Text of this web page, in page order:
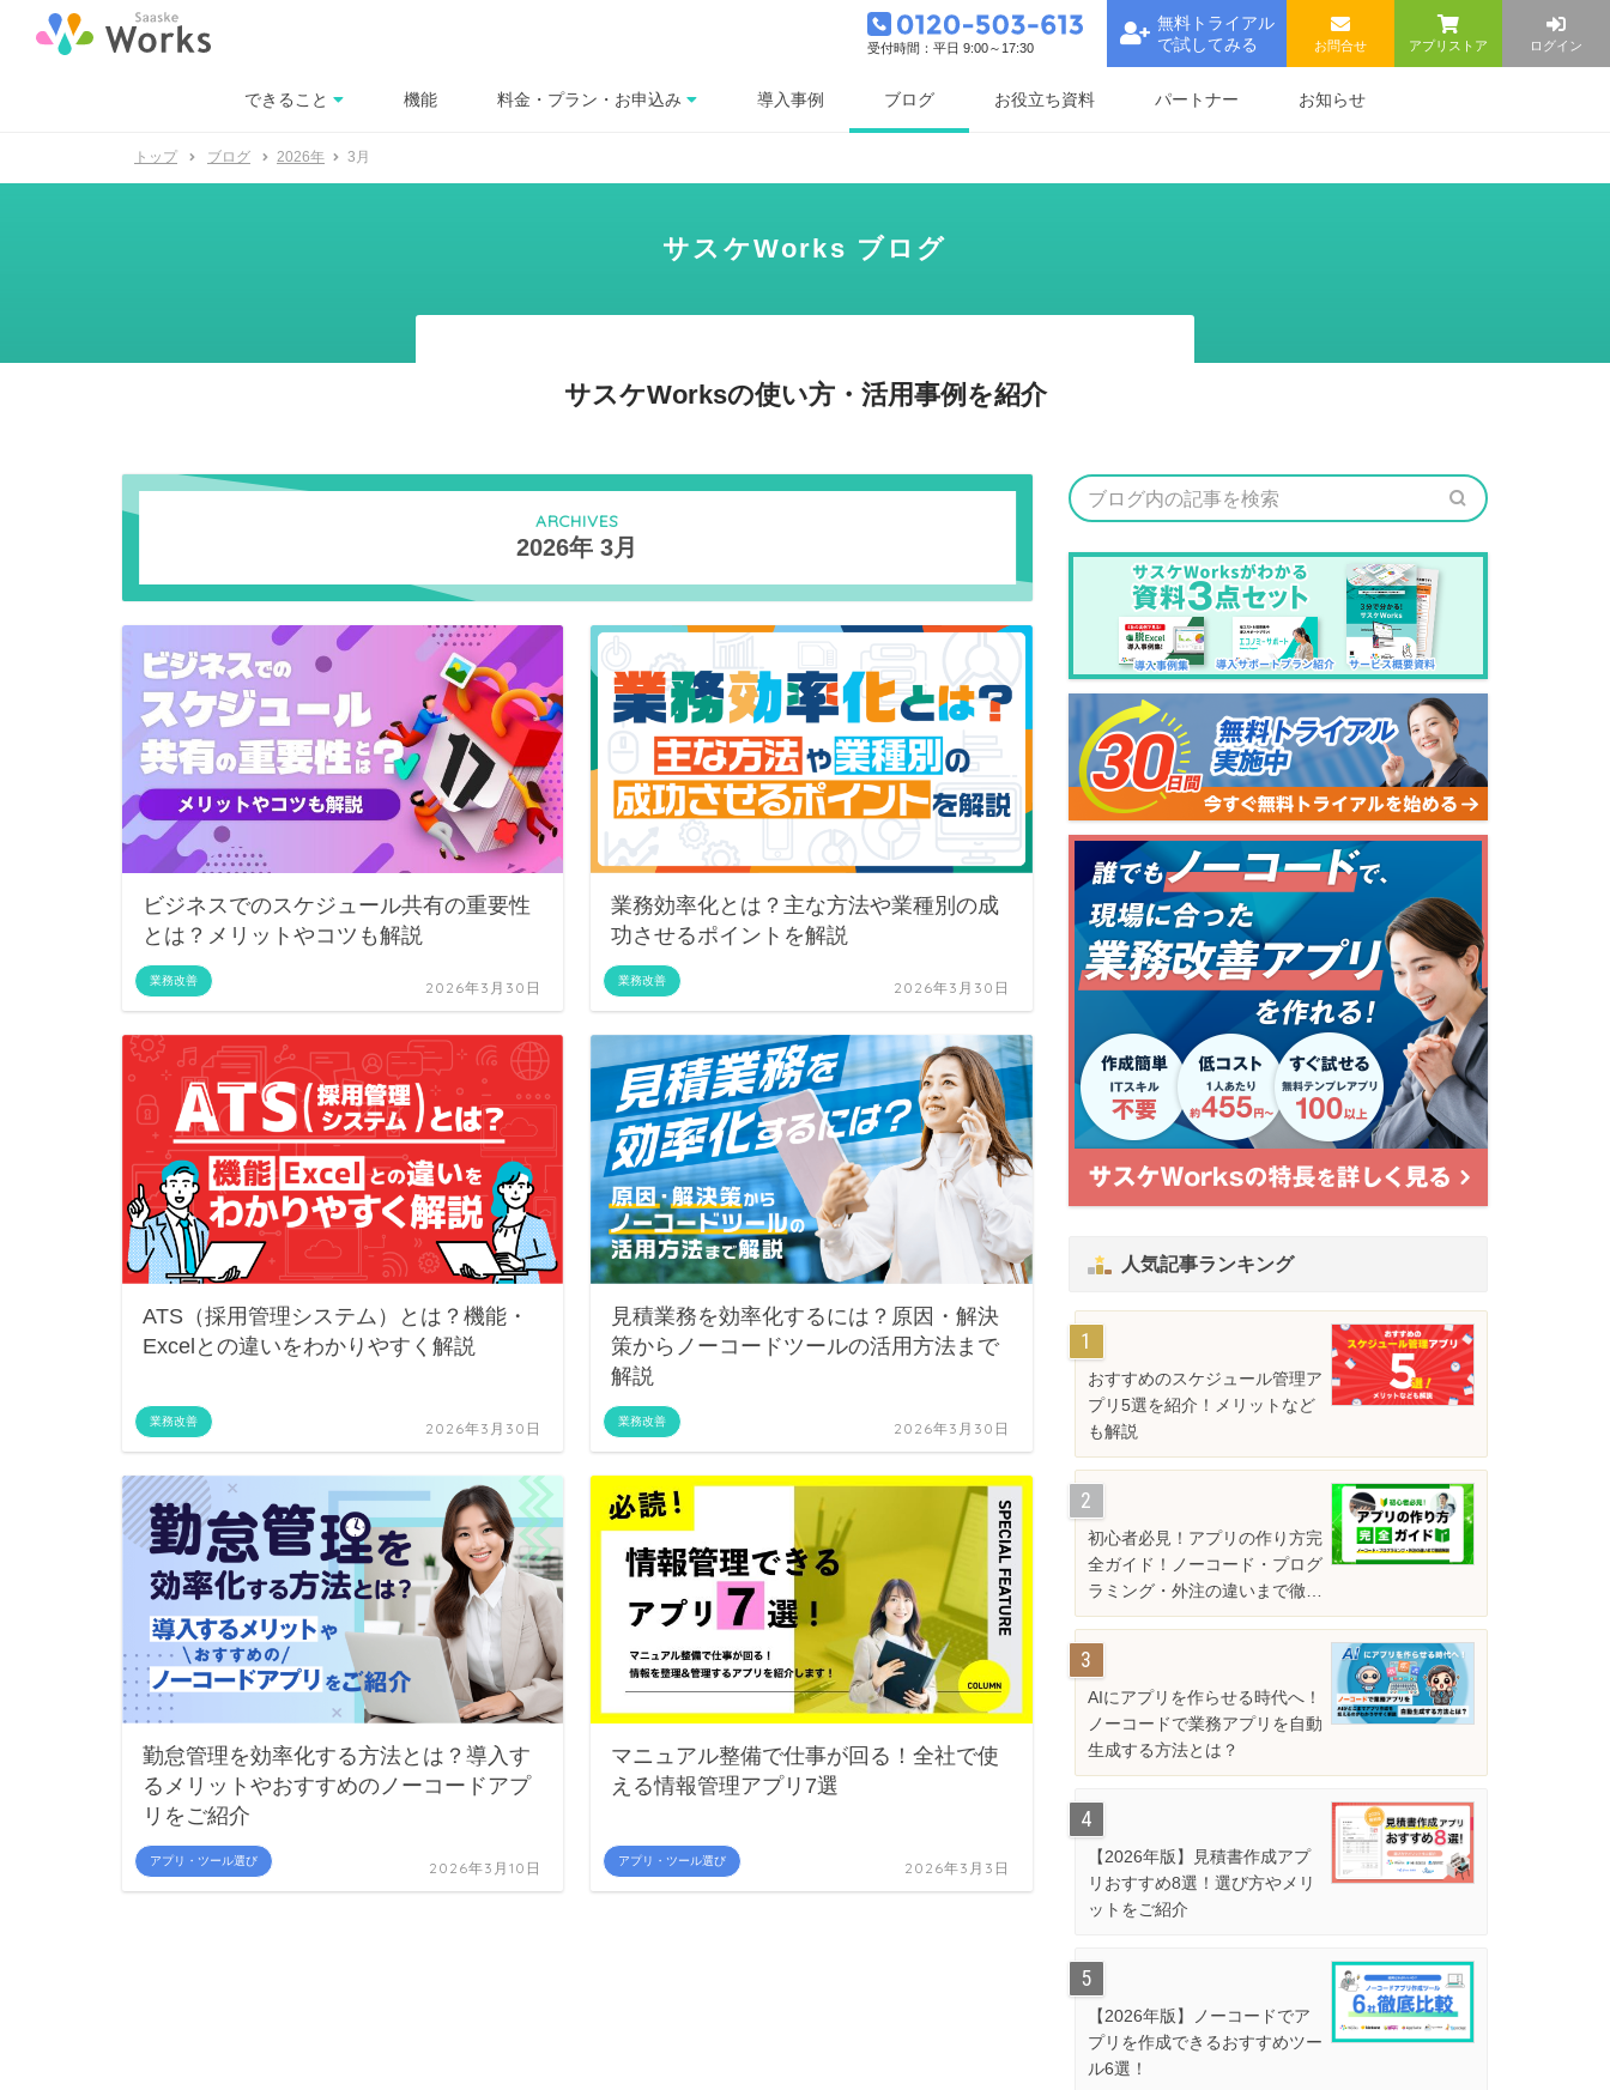
受付時間：平日 9:00～17:30
無料トライアル
で試してみる
お問合せ アプリストア ログイン
できること 機能 料金・プラン・お申込み 導入事例 ブログ お役立ち資料 パートナー お知らせ
トップ ブログ 2026年 3月
サスケWorks ブログ
サスケWorksの使い方・活用事例を紹介
ARCHIVES
2026年 3月
業務改善
ビジネスでのスケジュール共有の重要性
とは？メリットやコツも解説
2026年3月30日 業務改善
業務効率化とは？主な方法や業種別の成
功させるポイントを解説
2026年3月30日
業務改善
ATS（採用管理システム）とは？機能・
Excelとの違いをわかりやすく解説
2026年3月30日 業務改善
見積業務を効率化するには？原因・解決
策からノーコードツールの活用方法まで
解説
2026年3月30日
アプリ・ツール選び
勤怠管理を効率化する方法とは？導入す
るメリットやおすすめのノーコードアプ
リをご紹介
2026年3月10日 アプリ・ツール選び
マニュアル整備で仕事が回る！全社で使
える情報管理アプリ7選
2026年3月3日
人気記事ランキング
おすすめのスケジュール管理ア
プリ5選を紹介！メリットなど
も解説
初心者必見！アプリの作り方完
全ガイド！ノーコード・プログ
ラミング・外注の違いまで徹底
解説
AIにアプリを作らせる時代へ！
ノーコードで業務アプリを自動
生成する方法とは？
【2026年版】見積書作成アプ
リおすすめ8選！選び方やメリ
ットをご紹介
【2026年版】ノーコードでア
プリを作成できるおすすめツー
ル6選！